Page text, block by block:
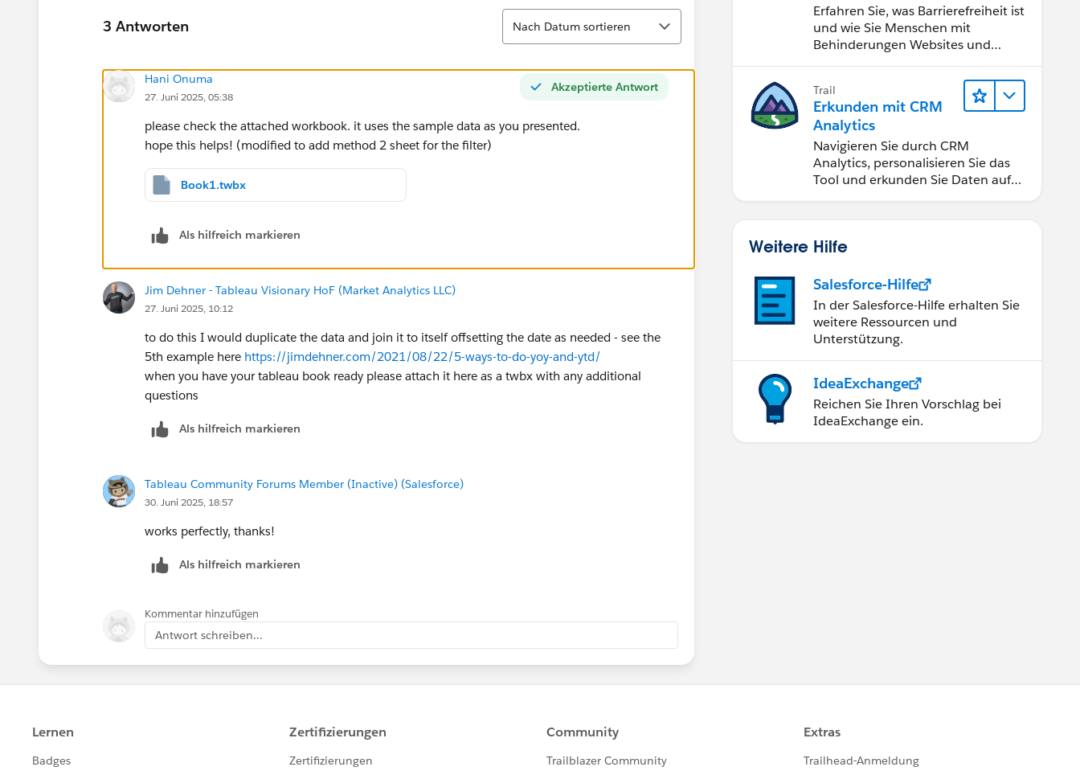
3 Antworten
Sortieren
Nach Datum sortieren
Akzeptierte Antwort
Hani Onuma
27. Juni 2025, 05:38
please check the attached workbook. it uses the sample data as you presented.
hope this helps! (modified to add method 2 sheet for the filter)
Book1.twbx
Als hilfreich markieren
Jim Dehner - Tableau Visionary HoF (Market Analytics LLC)
27. Juni 2025, 10:12
to do this I would duplicate the data and join it to itself offsetting the date as needed - see the
5th example here https://jimdehner.com/2021/08/22/5-ways-to-do-yoy-and-ytd/
when you have your tableau book ready please attach it here as a twbx with any additional
questions
Als hilfreich markieren
Tableau Community Forums Member (Inactive) (Salesforce)
30. Juni 2025, 18:57
works perfectly, thanks!
Als hilfreich markieren
Kommentar hinzufügen
Antwort schreiben...
Erfahren Sie, was Barrierefreiheit ist
und wie Sie Menschen mit
Behinderungen Websites und
Trail
Erkunden mit CRM
Analytics
Navigieren Sie durch CRM
Analytics, personalisieren Sie das
Tool und erkunden Sie Daten auf
Weitere Hilfe
Salesforce-Hilfe
In der Salesforce-Hilfe erhalten Sie
weitere Ressourcen und
Unterstützung.
IdeaExchange
Reichen Sie Ihren Vorschlag bei
IdeaExchange ein.